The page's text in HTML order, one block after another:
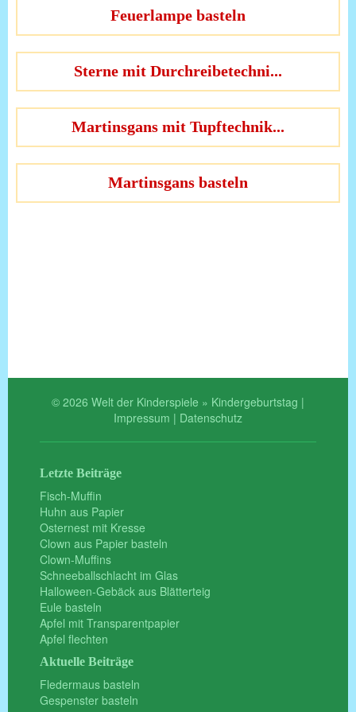
Feuerlampe basteln
Sterne mit Durchreibetechni...
Martinsgans mit Tupftechnik...
Martinsgans basteln
© 2026 Welt der Kinderspiele » Kindergeburtstag |
Impressum | Datenschutz
Letzte Beiträge
Fisch-Muffin
Huhn aus Papier
Osternest mit Kresse
Clown aus Papier basteln
Clown-Muffins
Schneeballschlacht im Glas
Halloween-Gebäck aus Blätterteig
Eule basteln
Apfel mit Transparentpapier
Apfel flechten
Aktuelle Beiträge
Fledermaus basteln
Gespenster basteln